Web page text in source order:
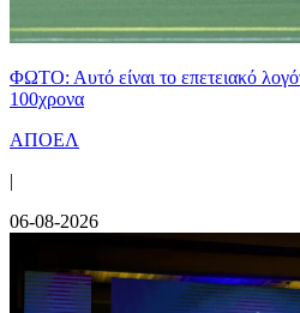
ΦΩΤΟ: Αυτό είναι το επετειακό
100χρονα
ΑΠΟΕΛ
|
06-08-2026